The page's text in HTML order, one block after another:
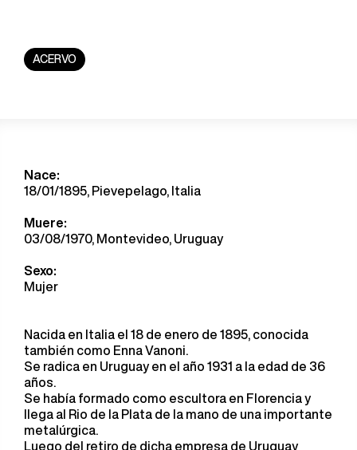
ACERVO
Nace:
18/01/1895, Pievepelago, Italia
Muere:
03/08/1970, Montevideo, Uruguay
Sexo:
Mujer
Nacida en Italia el 18 de enero de 1895, conocida
también como Enna Vanoni.
Se radica en Uruguay en el año 1931 a la edad de 36
años.
Se había formado como escultora en Florencia y
llega al Rio de la Plata de la mano de una importante
metalúrgica.
Luego del retiro de dicha empresa de Uruguay